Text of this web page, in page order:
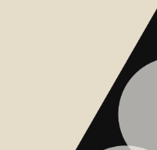
220 в сети